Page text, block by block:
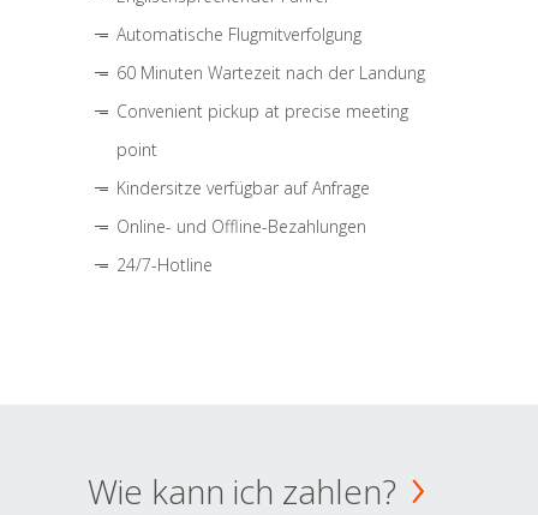
Automatische Flugmitverfolgung
60 Minuten Wartezeit nach der Landung
Convenient pickup at precise meeting
point
Kindersitze verfügbar auf Anfrage
Online- und Offline-Bezahlungen
24/7-Hotline
Wie kann ich zahlen?